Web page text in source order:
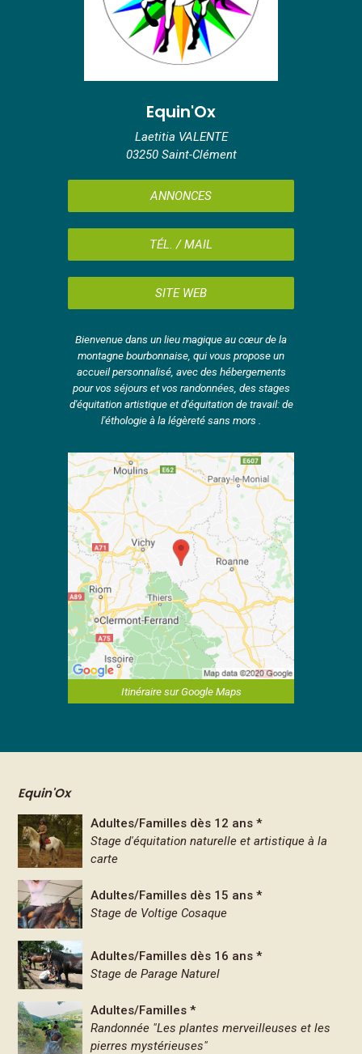
Equin'Ox
Laetitia VALENTE
03250 Saint-Clément
ANNONCES
TÉL. / MAIL
SITE WEB
Bienvenue dans un lieu magique au cœur de la
montagne bourbonnaise, qui vous propose un
accueil personnalisé, avec des hébergements
pour vos séjours et vos randonnées, des stages
d'équitation artistique et d'équitation de travail: de
l'éthologie à la légèreté sans mors .
Itinéraire sur Google Maps
Equin'Ox
Adultes/Familles dès 12 ans *
Stage d'équitation naturelle et artistique à la
carte
Adultes/Familles dès 15 ans *
Stage de Voltige Cosaque
Adultes/Familles dès 16 ans *
Stage de Parage Naturel
Adultes/Familles *
Randonnée "Les plantes merveilleuses et les
pierres mystérieuses"